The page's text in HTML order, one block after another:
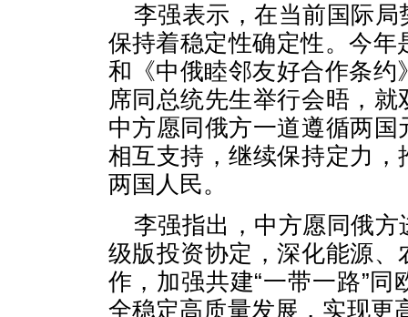
李强表示，在当前国际
保持着稳定性确定性。今
和《中俄睦邻友好合作条
席同总统先生举行会晤，
中方愿同俄方一道遵循两
相互支持，继续保持定力
两国人民。
李强指出，中方愿同俄
级版投资协定，深化能源
作，加强共建“一带一路”
全稳定高质量发展，实现更